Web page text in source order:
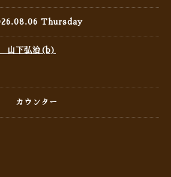
Thursday
山下弘治(b)
カウンター